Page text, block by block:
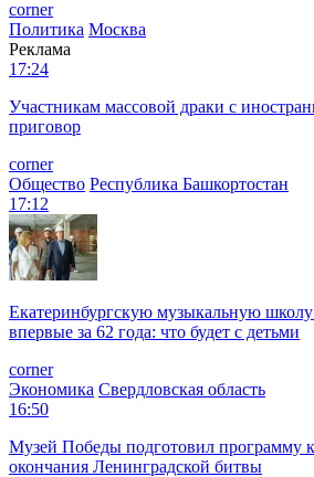
corner
Политика Москва
Реклама
17:24
Участникам массовой драки с
приговор
corner
Общество Республика Башкортостан
17:12
Екатеринбургскую музыкальную
впервые за 62 года: что будет с детьми
corner
Экономика Свердловская область
16:50
Музей Победы подготовил программу
окончания Ленинградской битвы